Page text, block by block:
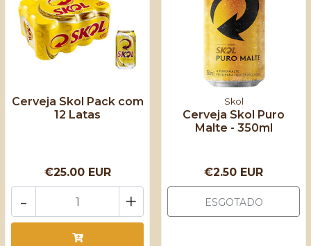
Cerveja Skol Pack com
12 Latas
€25.00 EUR
+
-
Skol
Cerveja Skol Puro
Malte - 350ml
€2.50 EUR
ESGOTADO